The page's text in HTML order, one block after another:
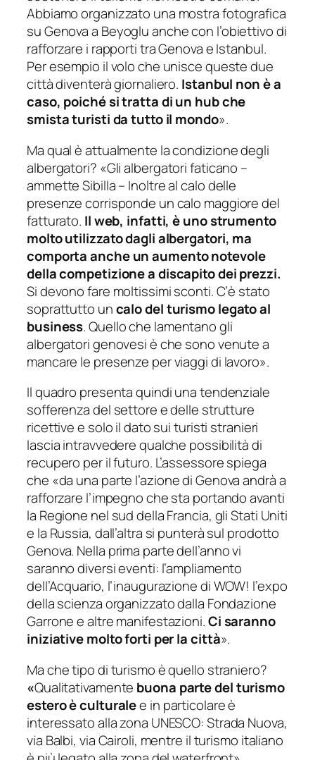
Abbiamo organizzato una mostra fotografica
su Genova a Beyoglu anche con l’obiettivo di
rafforzare i rapporti tra Genova e Istanbul.
Per esempio il volo che unisce queste due
città diventerà giornaliero. Istanbul non è a
caso, poiché si tratta di un hub che
smista turisti da tutto il mondo».
Ma qual è attualmente la condizione degli
albergatori? «Gli albergatori faticano –
ammette Sibilla – Inoltre al calo delle
presenze corrisponde un calo maggiore del
fatturato. Il web, infatti, è uno strumento
molto utilizzato dagli albergatori, ma
comporta anche un aumento notevole
della competizione a discapito dei prezzi.
Si devono fare moltissimi sconti. C’è stato
soprattutto uncalo del turismo legato al
business. Quello che lamentano gli
albergatori genovesi è che sono venute a
mancare le presenze per viaggi di lavoro».
Il quadro presenta quindi una tendenziale
sofferenza del settore e delle strutture
ricettive e solo il dato sui turisti stranieri
lascia intravvedere qualche possibilità di
recupero per il futuro. L’assessore spiega
che «da una parte l’azione di Genova andrà a
rafforzare l’impegno che sta portando avanti
la Regione nel sud della Francia, gli Stati Uniti
e la Russia, dall’altra si punterà sul prodotto
Genova. Nella prima parte dell’anno vi
saranno diversi eventi: l’ampliamento
dell’Acquario, l’inaugurazione di WOW! l’expo
della scienza organizzato dalla Fondazione
Garrone e altre manifestazioni.Ci saranno
iniziative molto forti per la città».
Ma che tipo di turismo è quello straniero?
«Qualitativamente buona parte del turismo
estero è culturalee in particolare è
interessato alla zona UNESCO: Strada Nuova,
via Balbi, via Cairoli, mentre il turismo italiano